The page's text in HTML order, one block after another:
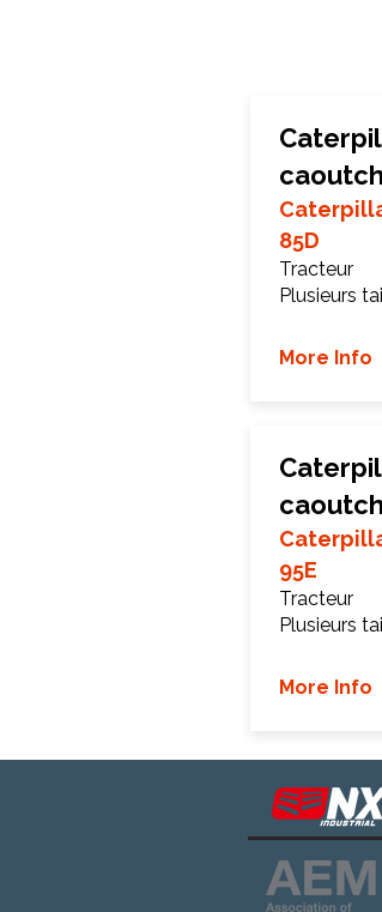
85D
Tracteur
Plusieurs
More Info
95E
Tracteur
Plusieurs
More Info